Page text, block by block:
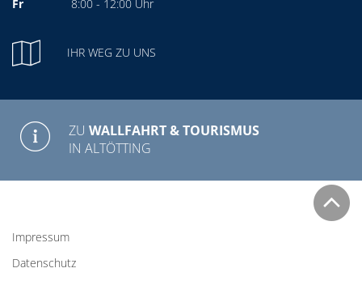
Fr
8:00 - 12:00 Uhr
IHR WEG ZU UNS
ZU WALLFAHRT & TOURISMUS
IN ALTÖTTING
Impressum
Datenschutz